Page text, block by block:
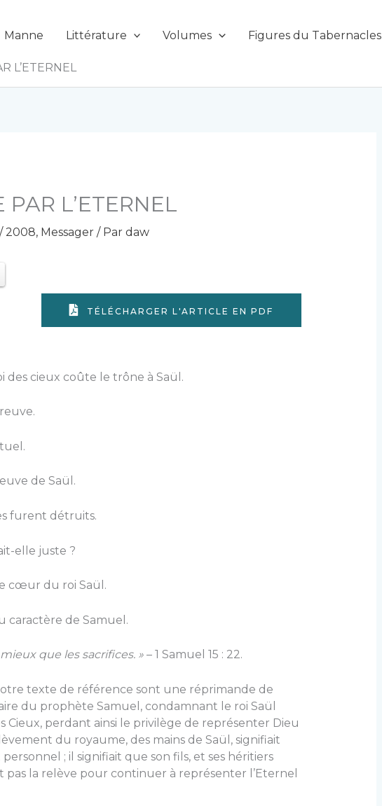
Manne Littérature Volumes Figures du Tabernacles
L’ETERNEL
PAR L’ETERNEL
/ 2008, Messager/ Par daw
TÉLÉCHARGER L'ARTICLE EN PDF
des cieux coûte le trône à Saül.
de Saül.
furent détruits.
elle juste ?
cœur du roi Saül.
caractère de Samuel.
que les sacrifi­ces. »– 1 Samuel 15 : 22.
texte de référence sont une réprimande de
du prophète Samuel, condamnant le roi Saül
Cieux, perdant ainsi le privilège de représenter Dieu
du royaume, des mains de Saül, signifiait
; il signifiait que son fils, et ses hé­ritiers
pas la relève pour continuer à représenter l’Eternel